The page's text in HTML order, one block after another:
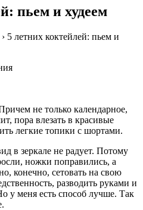
пьем и худеем
› 5 летних коктейлей: пьем и
не только календарное,
пора влезать в красивые
легкие топики с шортами.
в зеркале не радует. Потому
ножки поправились, а
конечно, сетовать на свою
разводить руками и
у меня есть способ лучше. Так